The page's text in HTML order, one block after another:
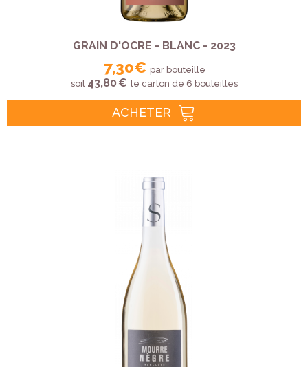
GRAIN D'OCRE - BLANC - 2023
7,30 € par bouteille
soit 43,80 € le carton de 6 bouteilles
ACHETER